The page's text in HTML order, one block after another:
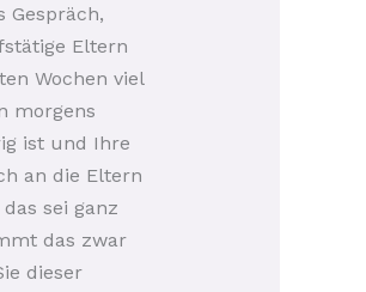
Gespräch,
Eltern
Wochen viel
morgens
ist und Ihre
an die Eltern
sei ganz
das zwar
dieser